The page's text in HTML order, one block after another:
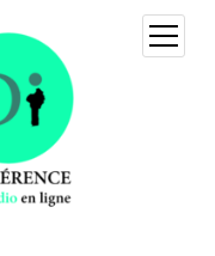
ouvrir
menu